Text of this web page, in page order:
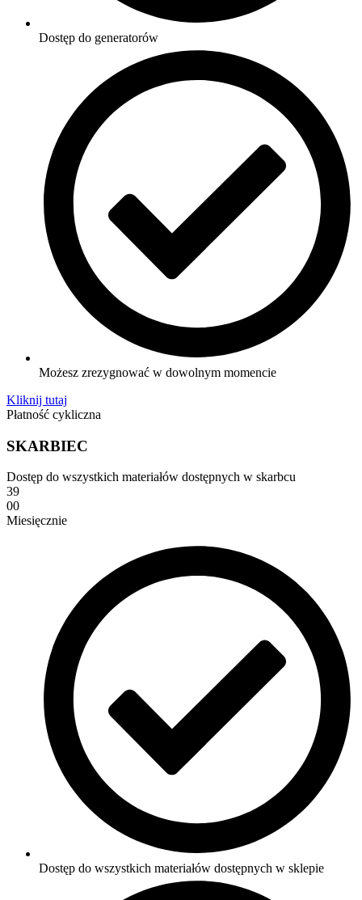
Dostęp do generatorów
Możesz zrezygnować w dowolnym momencie
Kliknij tutaj
Płatność cykliczna
SKARBIEC
Dostęp do wszystkich materiałów dostępnych w skarbcu
39
00
Miesięcznie
Dostęp do wszystkich materiałów dostępnych w sklepie